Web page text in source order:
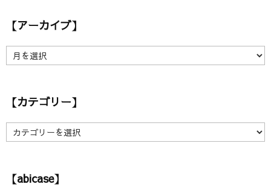
【アーカイブ】
ア
イ【カテゴリー】
【
カ
リ【abicase】